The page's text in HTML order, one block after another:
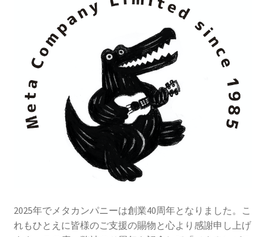
通販について
2025年でメタカンパニーは創業40周年となりました。こ
れもひとえに皆様のご支援の賜物と心より感謝申し上げ